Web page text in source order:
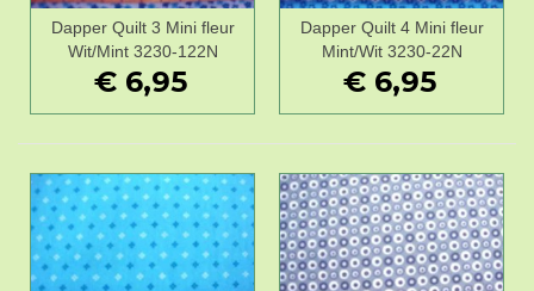
Dapper Quilt 3 Mini fleur
Wit/Mint 3230-122N
€ 6,95
Dapper Quilt 4 Mini fleur
Mint/Wit 3230-22N
€ 6,95